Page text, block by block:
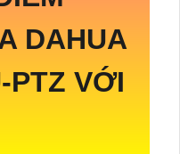
DAHUA
PTZ VỚI